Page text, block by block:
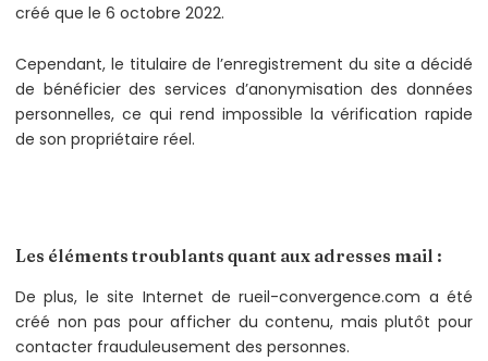
créé que le 6 octobre 2022.
Cependant, le titulaire de l’enregistrement du site a décidé
de bénéficier des services d’anonymisation des données
personnelles, ce qui rend impossible la vérification rapide
de son propriétaire réel.
Les éléments troublants quant aux adresses mail :
De plus, le site Internet de rueil-convergence.com a été
créé non pas pour afficher du contenu, mais plutôt pour
contacter frauduleusement des personnes.